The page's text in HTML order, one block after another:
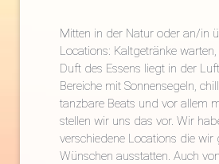
Mitten in der Natur oder an/in
Locations: Kaltgetränke
Duft des Essens liegt in der
Bereiche mit Sonnensegeln,
tanzbare Beats und vor allem
stellen wir uns das vor. Wir
verschiedene Locations die wir
Wünschen ausstatten. Auch